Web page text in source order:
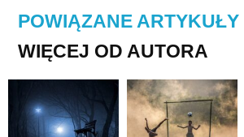
POWIĄZANE ARTYKUŁY
WIĘCEJ OD AUTORA